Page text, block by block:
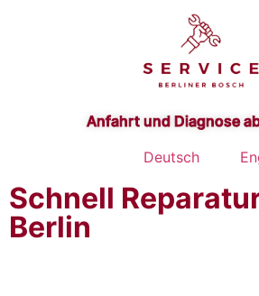
Anfahrt und Diagnose
Deutsch
Schnell
Berlin